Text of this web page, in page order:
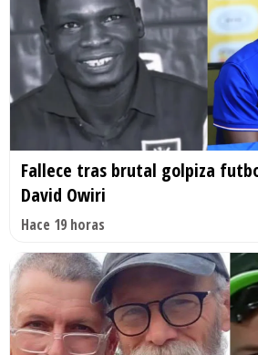
Fallece tras brutal golpiza
David Owiri
Hace 19 horas